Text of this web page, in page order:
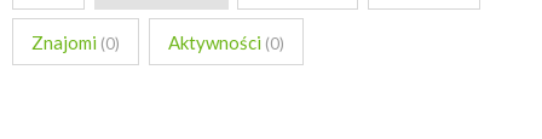
Znajomi (0) Aktywności (0)